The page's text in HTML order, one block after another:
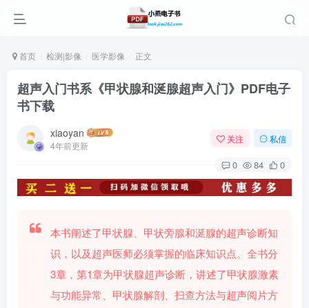
首页 检测|影像 医学影像 正文
超声入门书系《甲状腺和涎腺超声入门》PDF电子
书下载
xiaoyan
4年前更新
关注 私信
0 84 0
本书阐述了甲状腺、甲状旁腺和涎腺的超声诊断知
识，以及超声医师必须掌握的临床知识点。全书分
3章，第1章为甲状腺超声诊断，讲述了甲状腺激素
与功能异常、甲状腺解剖、扫查方法与超声阅片方